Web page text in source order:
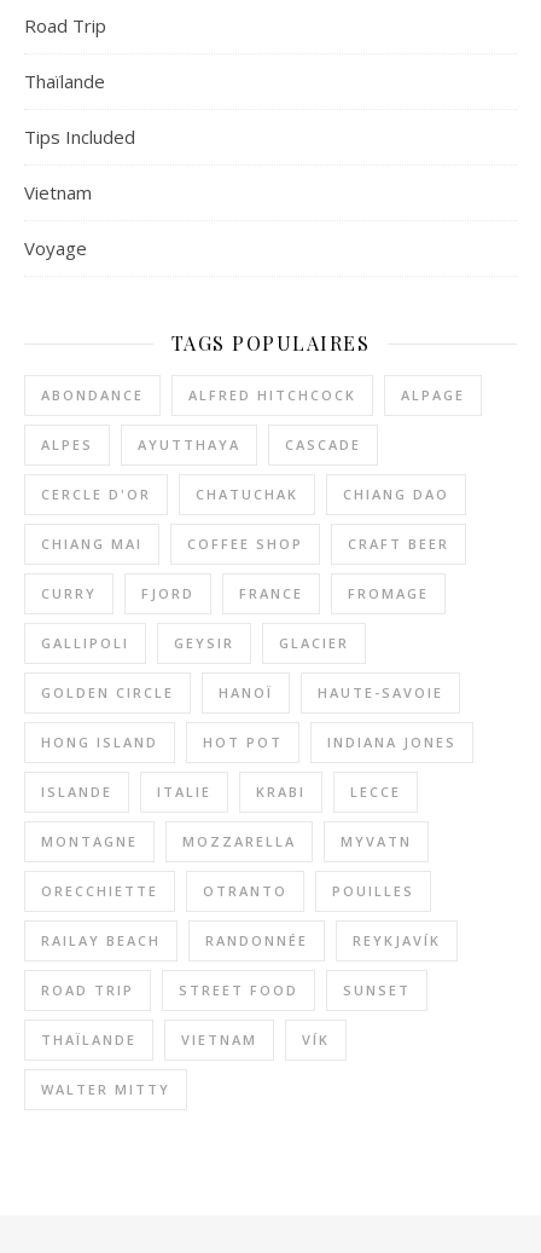
Road Trip
Thaïlande
Tips Included
Vietnam
Voyage
TAGS POPULAIRES
ABONDANCE ALFRED HITCHCOCK ALPAGE
ALPES AYUTTHAYA CASCADE
CERCLE D'OR CHATUCHAK CHIANG DAO
CHIANG MAI COFFEE SHOP CRAFT BEER
CURRY FJORD FRANCE FROMAGE
GALLIPOLI GEYSIR GLACIER
GOLDEN CIRCLE HANOÏ HAUTE-SAVOIE
HONG ISLAND HOT POT INDIANA JONES
ISLANDE ITALIE KRABI LECCE
MONTAGNE MOZZARELLA MYVATN
ORECCHIETTE OTRANTO POUILLES
RAILAY BEACH RANDONNÉE REYKJAVÍK
ROAD TRIP STREET FOOD SUNSET
THAÏLANDE VIETNAM VÍK
WALTER MITTY